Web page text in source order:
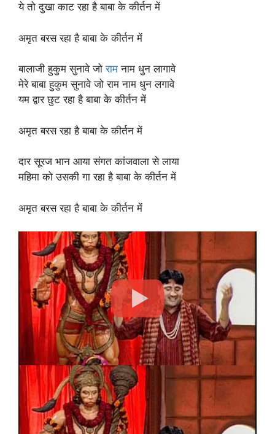
ये तो दुखा काट रहा है बाबा के कीर्तन में
अमृत ​​बरस रहा है बाबा के कीर्तन में
बालाजी हुकुम सुनावे जोराम नाम धुन लागावे
मेरे बाबा हुकुम सुनावे जो राम नाम धुन लगावे
यम द्वार छुट रहा है बाबा के कीर्तन में
अमृत ​​बरस रहा है बाबा के कीर्तन में
दार सूरज भान आया संगत कांजवाला से लाया
महिमा को उसकी गा रहा है बाबा के कीर्तन में
अमृत ​​बरस रहा है बाबा के कीर्तन में